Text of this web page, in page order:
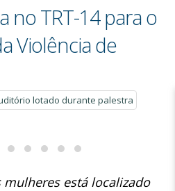
no TRT-14 para o
Violência de
mulheres está localizado